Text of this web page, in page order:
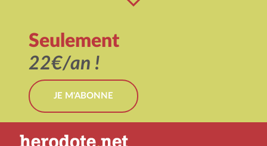
Seulement
22€/an !
JE M'ABONNE